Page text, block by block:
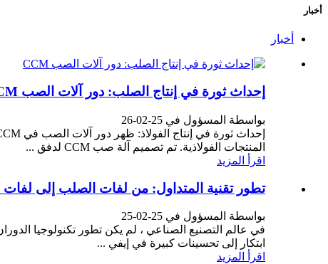
أخبار
أخبار
إحداث ثورة في إنتاج الصلب: دور آلات الصب CCM
بواسطة المسؤول في 25-02-26
المنتجات الفولاذية. تم تصميم آلة صب CCM لدفق ...
اقرأ المزيد
تطور تقنية المتداول: من لفات الصلب إلى لفات
بواسطة المسؤول في 25-02-25
في عالم التصنيع الصناعي ، لم يكن تطور تكنولوجيا
ابتكار إلى تحسينات كبيرة في إيفي ...
اقرأ المزيد